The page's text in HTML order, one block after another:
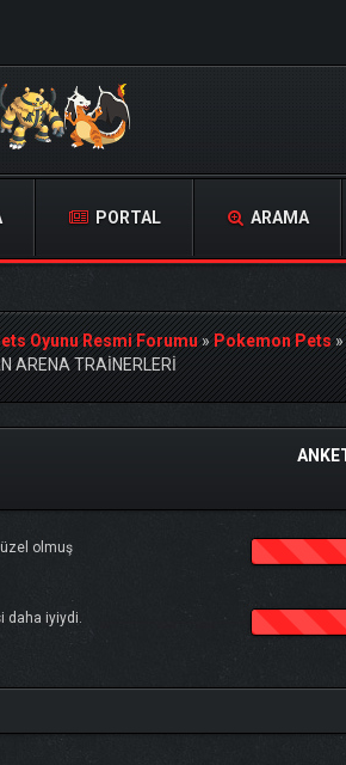
PORTAL ARAMA
Oyunu Resmi Forumu»Pokemon Pets»
ARENA TRAİNERLERİ
olmuş
daha iyiydi.